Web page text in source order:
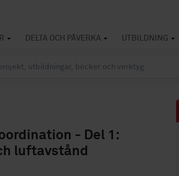
DELTA OCH PÅVERKA UTBILDNING
- Del 1:
luftavstånd